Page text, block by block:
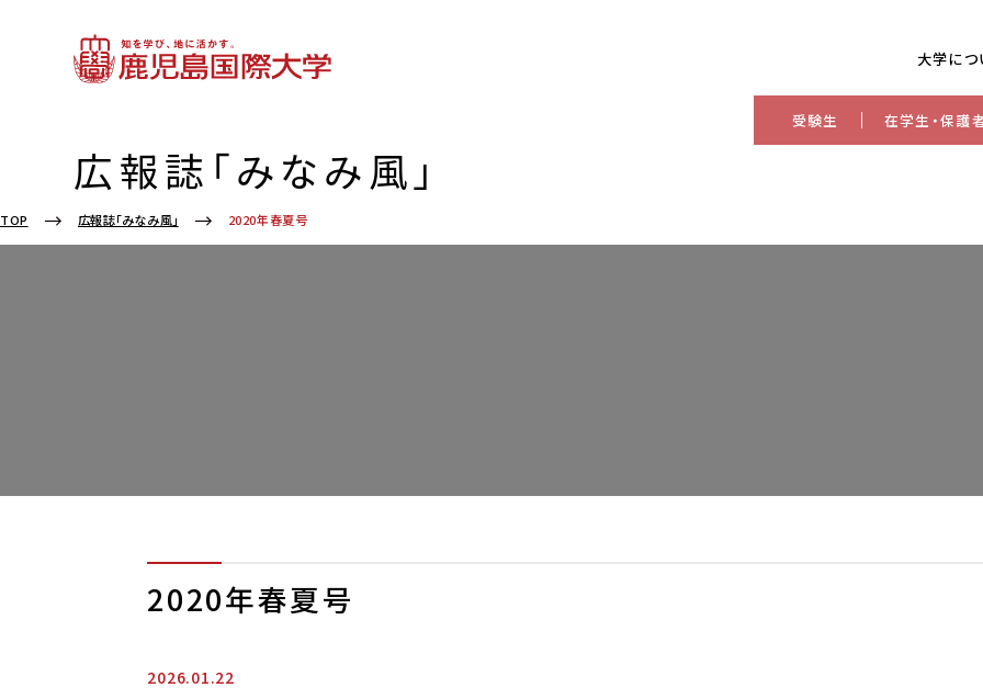
大学につ
受験生 在学生・保護
広報誌「みなみ風」
TOP 広報誌「みなみ風」 2020年春夏号
2020年春夏号
2026.01.22